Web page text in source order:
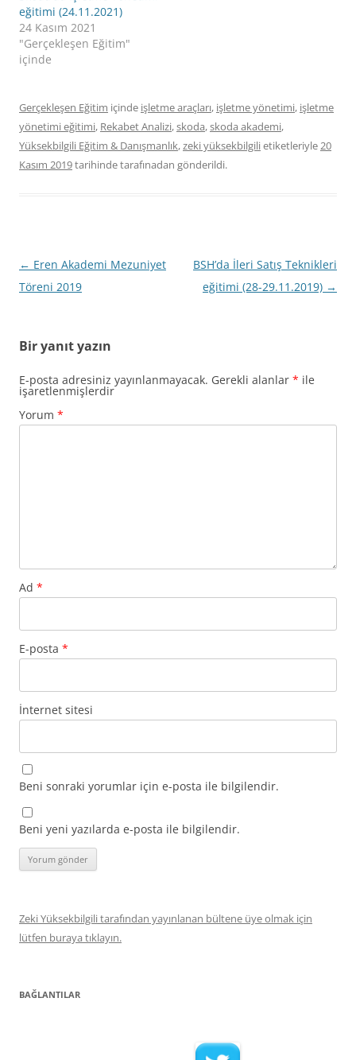
eğitimi (24.11.2021)
24 Kasım 2021
"Gerçekleşen Eğitim"
içinde
Gerçekleşen Eğitim içinde işletme araçları, işletme yönetimi, işletme
yönetimi eğitimi, Rekabet Analizi,skoda,skoda akademi,
Yüksekbilgili Eğitim & Danışmanlık,zeki yüksekbilgilietiketleriyle20
Kasım 2019tarihindetarafınadan gönderildi.
Yazı
dolaşımı
← Eren Akademi Mezuniyet
Töreni 2019
BSH’da İleri Satış Teknikleri
eğitimi (28-29.11.2019) →
Bir yanıt yazın
E-posta adresiniz yayınlanmayacak. Gerekli alanlar * ile
işaretlenmişlerdir
Yorum *
Ad *
E-posta *
İnternet sitesi
Beni sonraki yorumlar için e-posta ile bilgilendir.
Beni yeni yazılarda e-posta ile bilgilendir.
Zeki Yüksekbilgili tarafından yayınlanan bültene üye olmak için
lütfen buraya tıklayın.
BAĞLANTILAR